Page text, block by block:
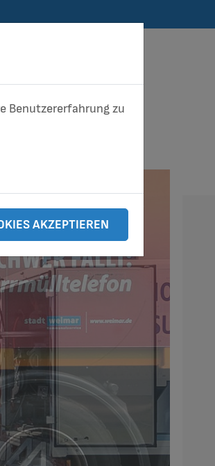
Benutzererfahrung zu
AKZEPTIEREN